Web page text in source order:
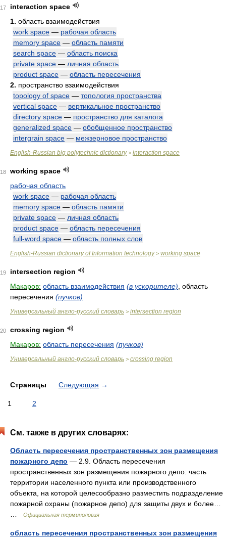
17
interaction space
1. область взаимодействия
work space — рабочая область
memory space — область памяти
search space — область поиска
private space — личная область
product space — область пересечения
2. пространство взаимодействия
topology of space — топология пространства
vertical space — вертикальное пространство
directory space — пространство для каталога
generalized space — обобщенное пространство
intergrain space — межзерновое пространство
English-Russian big polytechnic dictionary> interaction space
18
working space
рабочая область
work space — рабочая область
memory space — область памяти
private space — личная область
product space — область пересечения
full-word space — область полных слов
English-Russian dictionary of Information technology> working space
19
intersection region
Макаров: область взаимодействия (в ускорителе) , область
пересечения (пучков)
Универсальный англо-русский словарь > intersection region
20
crossing region
Макаров: область пересечения (пучков)
Универсальный англо-русский словарь > crossing region
Страницы Следующая →
1 2
См. также в других словарях:
Область пересечения пространственных зон размещения
пожарного депо — 2.9. Область пересечения
пространственных зон размещения пожарного депо: часть
территории населенного пункта или производственного
объекта, на которой целесообразно разместить подразделение
пожарной охраны (пожарное депо) для защиты двух и более…
Официальная терминология
область пересечения пространственных зон размещения